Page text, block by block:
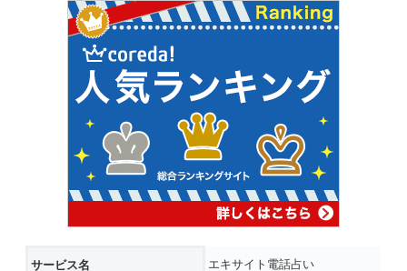
サービス名 エキサイト電話占い